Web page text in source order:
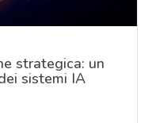
strategica: un
sistemi IA